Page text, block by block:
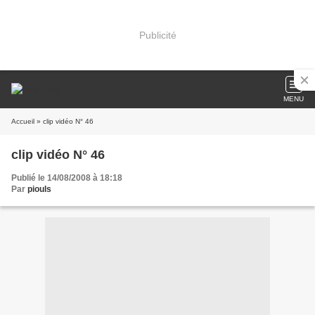
Publicité
MENU
Accueil » clip vidéo N° 46
clip vidéo N° 46
Publié le 14/08/2008 à 18:18
Par piouls